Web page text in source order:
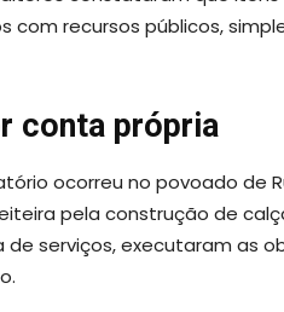
com recursos públicos,
conta própria
ocorreu no povoado de
pela construção de
serviços, executaram as